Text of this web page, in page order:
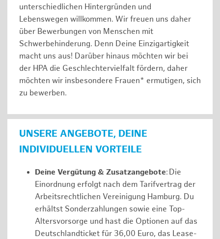
unterschiedlichen Hintergründen und
Lebenswegen willkommen. Wir freuen uns daher
über Bewerbungen von Menschen mit
Schwerbehinderung. Denn Deine Einzigartigkeit
macht uns aus! Darüber hinaus möchten wir bei
der HPA die Geschlechtervielfalt fördern, daher
möchten wir insbesondere Frauen* ermutigen, sich
zu bewerben.
UNSERE ANGEBOTE, DEINE
INDIVIDUELLEN VORTEILE
Deine Vergütung & Zusatzangebote: Die
Einordnung erfolgt nach dem Tarifvertrag der
Arbeitsrechtlichen Vereinigung Hamburg. Du
erhältst Sonderzahlungen sowie eine Top-
Altersvorsorge und hast die Optionen auf das
Deutschlandticket für 36,00 Euro, das Lease-